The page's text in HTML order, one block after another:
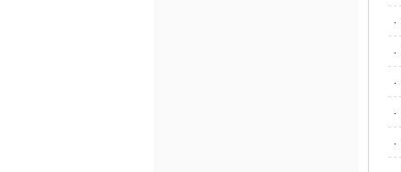
·
·
·
·
·